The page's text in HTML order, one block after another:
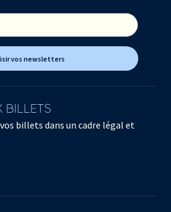
vos newsletters
BILLETS
billets dans un cadre légal et